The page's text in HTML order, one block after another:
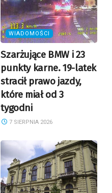
WIADOMOŚCI
Szarżujące BMW i 23
punkty karne. 19-latek
stracił prawo jazdy,
które miał od 3
tygodni
7 SIERPNIA 2026